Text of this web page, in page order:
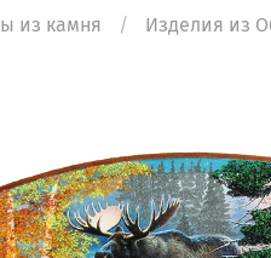
из камня Изделия из